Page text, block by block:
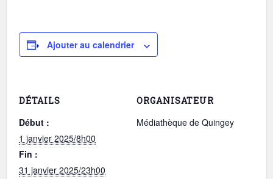
Ajouter au calendrier
DÉTAILS
Début :
1 janvier 2025/8h00
Fin :
31 janvier 2025/23h00
ORGANISATEUR
Médiathèque de Quingey